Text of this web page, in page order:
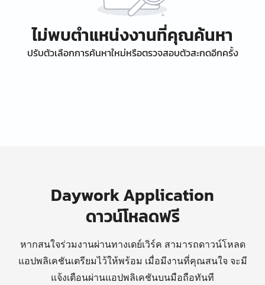
ไม่พบตำแหน่งงานที่คุณค้นหา
ปรับตัวเลือกการค้นหาใหม่หรือตรวจสอบตัวสะกดอีกครั้ง
Daywork Application
ดาวน์โหลดฟรี
หากสนใจร่วมงานผ่านทางเดย์เวิร์ค สามารถดาวน์โหลด
แอปพลิเคชันเตรียมไว้ให้พร้อม เมื่อมีงานที่คุณสนใจ จะมี
แจ้งเตือนผ่านแอปพลิเคชันบนมือถือทันที